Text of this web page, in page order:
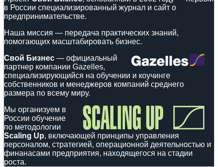
в России специализированный журнал и сайт о
предпринимательстве.
Наша миссия — передача практических знаний,
помогающих масштабировать бизнес.
Свой Бизнес — официальный
партнер компании Gazelles,
специализирующийся на обучении и коучинге
собственников и менеджеров компаний среднего
размера по всему миру.
Мы организуем в
России обучение
по методологии
Scaling Up, включающей принципы управления
персоналом, стратегией, операционной деятельностью и
финанасами предприятия, находящегося на стадии
роста.